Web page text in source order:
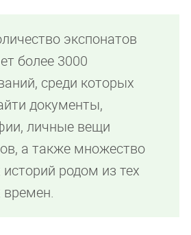
экспонатов
более 3000
среди которых
документы,
личные вещи
а также множество
историй родом из тех
времен.